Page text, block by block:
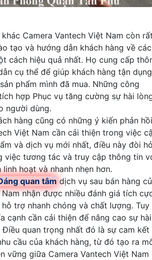
Camera Vantech Việt Nam còn
tạo và hướng dẫn khách hàng về
cách hiệu quả nhất. Họ cung cấp
cụ thể để giúp khách hàng tận dụng
phẩm mình đã mua. Những công
hợp Phục vụ tăng cường sự hài
người dùng.
hàng cũng có những ý kiến phản hồi
Việt Nam cần cải thiện trong việc
và dịch vụ mới nhất, điều này đòi
việc tương tác và truy cập thông tin
hoạt và nhanh nhẹn hơn.
quan tâm dịch vụ sau bán hàng
nhận được nhiều đánh giá tích
trợ nhanh chóng và chất lượng. Tuy
cạnh cần cải thiện để nâng cao sự hài
Điều quan trọng nhất đó là sự cam kết
cầu của khách hàng, từ đó tạo ra
vững giữa Camera Vantech Việt Nam